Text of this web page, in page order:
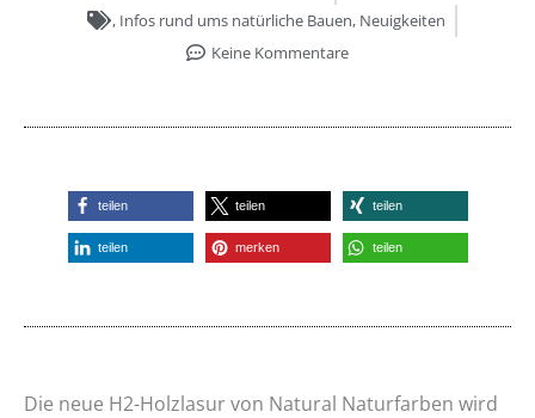
, Infos rund ums natürliche Bauen, Neuigkeiten
Keine Kommentare
teilen teilen teilen
teilen merken teilen
Die neue H2-Holzlasur von Natural Naturfarben wird